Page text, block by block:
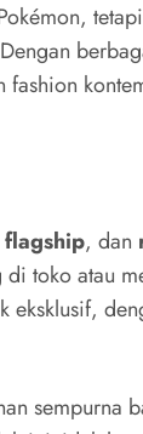
fashion
, dan
di toko atau
eksklusif,
sempurna